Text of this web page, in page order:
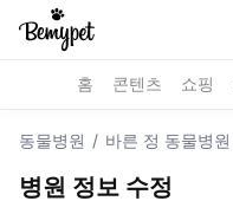
홈 콘텐츠 쇼핑
동물병원 / 바른 정 동물병원
병원 정보 수정